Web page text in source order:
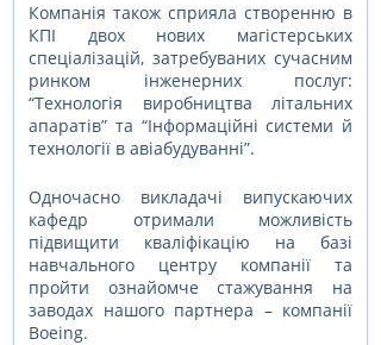
Компанія також сприяла створенню в
КПІ двох нових магістерських
спеціалізацій, затребуваних сучасним
ринком інженерних послуг:
“Технологія виробництва літальних
апаратів” та “Інформаційні системи й
технології в авіабудуванні”.
Одночасно викладачі випускаючих
кафедр отримали можливість
підвищити кваліфікацію на базі
навчального центру компанії та
пройти ознайомче стажування на
заводах нашого партнера – компанії
Boeing.